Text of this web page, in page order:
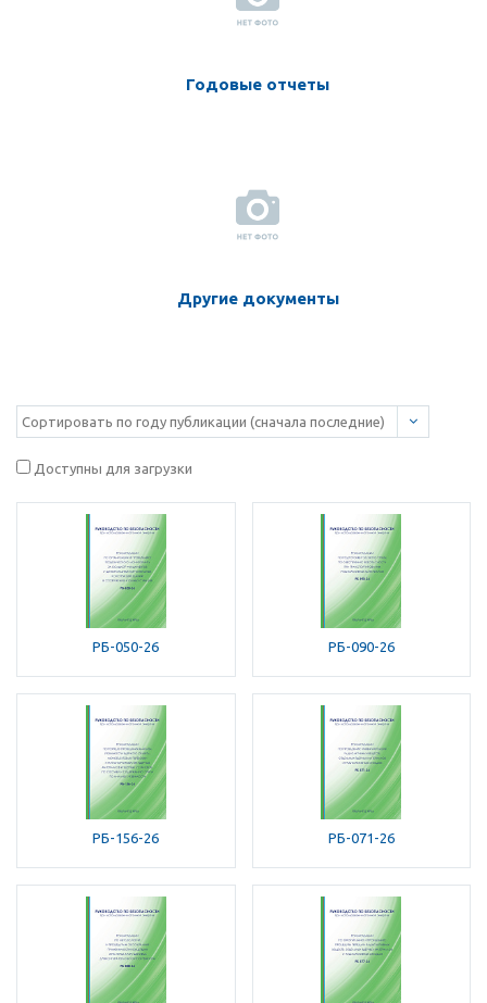
Годовые отчеты
Другие документы
Доступны для загрузки
РБ-050-26 РБ-090-26
РБ-156-26 РБ-071-26